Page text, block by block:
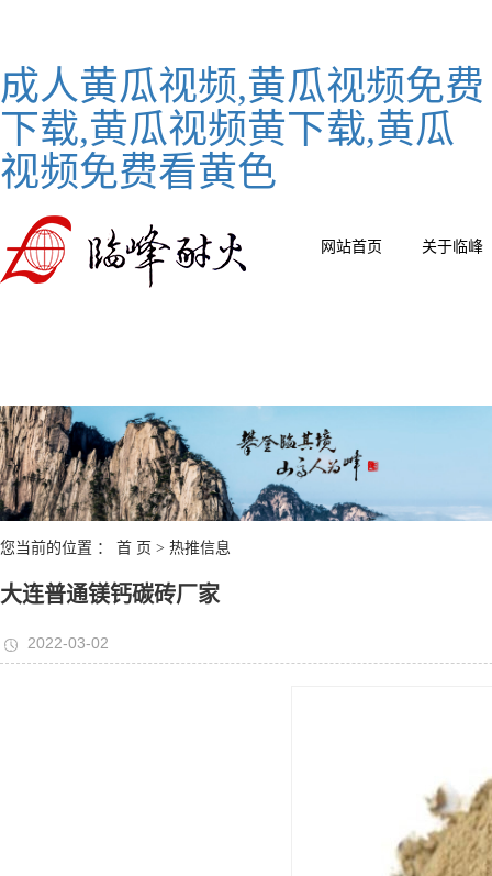
成人黄瓜视频,黄瓜视频免费
下载,黄瓜视频黄下载,黄瓜
视频免费看黄色
网站首页 关于临峰
您当前的位置 ： 首 页 > 热推信息
大连普通镁钙碳砖厂家
2022-03-02